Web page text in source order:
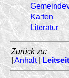
Karten
Literatur
Zurück zu:
|Anhalt|